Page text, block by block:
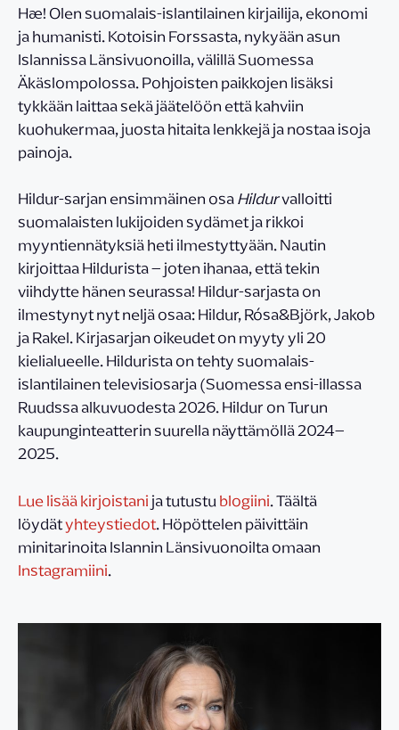
Hæ! Olen suomalais-islantilainen kirjailija, ekonomi
ja humanisti. Kotoisin Forssasta, nykyään asun
Islannissa Länsivuonoilla, välillä Suomessa
Äkäslompolossa. Pohjoisten paikkojen lisäksi
tykkään laittaa sekä jäätelöön että kahviin
kuohukermaa, juosta hitaita lenkkejä ja nostaa isoja
painoja.
Hildur-sarjan ensimmäinen osaHildurvalloitti
suomalaisten lukijoiden sydämet ja rikkoi
myyntiennätyksiä heti ilmestyttyään. Nautin
kirjoittaa Hildurista – joten ihanaa, että tekin
viihdytte hänen seurassa! Hildur-sarjasta on
ilmestynyt nyt neljä osaa: Hildur, Rósa&Björk, Jakob
ja Rakel. Kirjasarjan oikeudet on myyty yli 20
kielialueelle. Hildurista on tehty suomalais-
islantilainen televisiosarja (Suomessa ensi-illassa
Ruudssa alkuvuodesta 2026. Hildur on Turun
kaupunginteatterin suurella näyttämöllä 2024–
2025.
Lue lisää kirjoistanija tutustublogiini. Täältä
löydätyhteystiedot. Höpöttelen päivittäin
minitarinoita Islannin Länsivuonoilta omaan
Instagramiini.